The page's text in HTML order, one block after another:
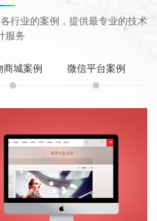
行业的案例，提供最专业的技术
服务
商城案例 微信平台案例